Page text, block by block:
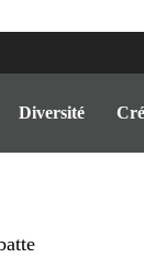
Diversité